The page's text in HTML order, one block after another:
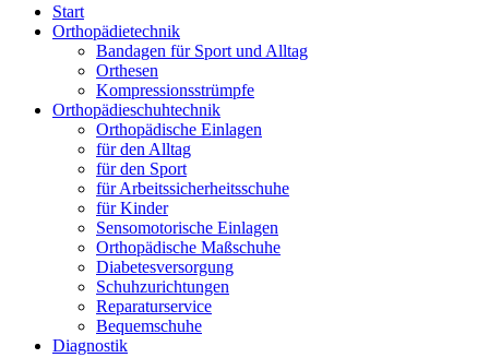
Start
Orthopädietechnik
Bandagen für Sport und Alltag
Orthesen
Kompressionsstrümpfe
Orthopädieschuhtechnik
Orthopädische Einlagen
für den Alltag
für den Sport
für Arbeitssicherheitsschuhe
für Kinder
Sensomotorische Einlagen
Orthopädische Maßschuhe
Diabetesversorgung
Schuhzurichtungen
Reparaturservice
Bequemschuhe
Diagnostik